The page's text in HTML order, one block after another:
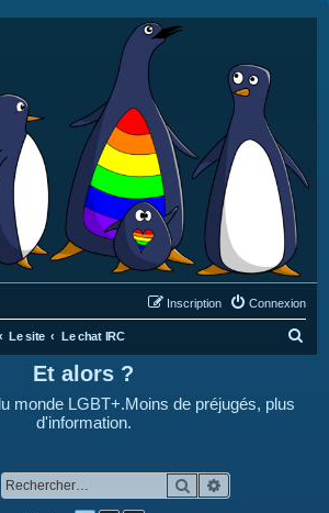
Connexion
Inscription
Le site Le chat IRC
Et alors ?
monde LGBT+.Moins de préjugés, plus
d'information.
Rechercher